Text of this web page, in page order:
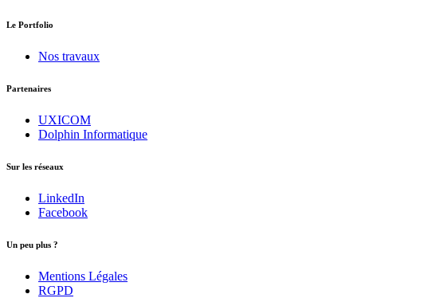
Le Portfolio
Nos travaux
Partenaires
UXICOM
Dolphin Informatique
Sur les réseaux
LinkedIn
Facebook
Un peu plus ?
Mentions Légales
RGPD